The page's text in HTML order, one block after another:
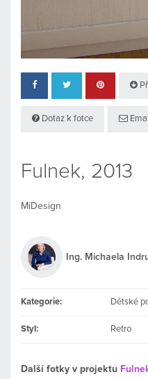
Dotaz k fotce Email
Fulnek, 2013
MiDesign
Kategorie: Dětské
Styl: Retro
Další fotky v projektu